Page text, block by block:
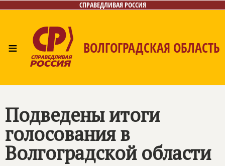
СПРАВЕДЛИВАЯ РОССИЯ
≡ ВОЛГОГРАДСКАЯ ОБЛАСТЬ
Подведены итоги
голосования в
Волгоградской области